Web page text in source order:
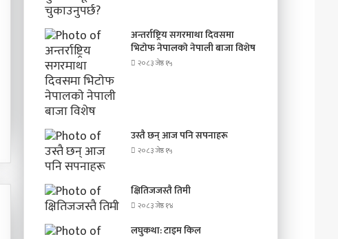
अन्तर्राष्ट्रिय सगरमाथा दिवसमा
भिटाेफ नेपालकाे नेपाली बाजा विशेष
२०८३ जेष्ठ १५
उस्तै छन् आज पनि सपनाहरू
२०८३ जेष्ठ १५
क्षितिजजस्तै तिमी
२०८३ जेष्ठ १४
लघुकथा: टाइम किल